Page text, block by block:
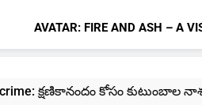
AVATAR: FIRE AND ASH – A
కోసం కుటుంబాల నాశనం!